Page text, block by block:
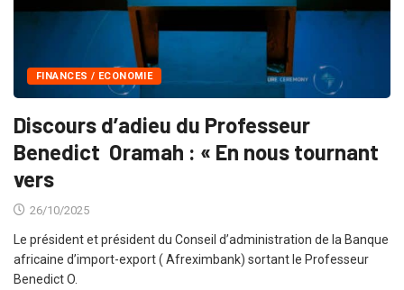
FINANCES / ECONOMIE
Discours d’adieu du Professeur
Benedict Oramah : « En nous tournant
vers
26/10/2025
Le président et président du Conseil d’administration de la Banque
africaine d’import-export ( Afreximbank) sortant le Professeur
Benedict O.